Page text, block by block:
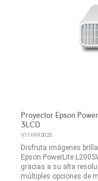
Proyector Epson
3LCD
V11H993020.
Disfruta imágenes
Epson PowerLite
gracias a su alta
múltiples opciones de